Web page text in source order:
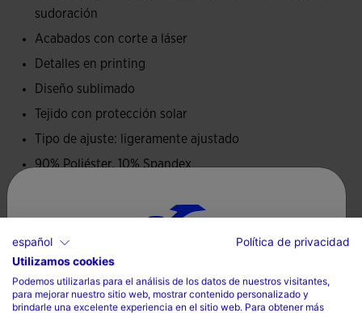
Logotipo Joma en printing de alta densidad.
sudoración
Acabados con corte a láser
Detalles en printing
Diseño sublimado
Tejido con protección solar
Tipo de ajuste: ligeramente ajustado
90% Poliéster, 10% Spandex
Cuidados
No utilizar lejía
No secar a máquina
Selecciona tu país e idioma
País
español
Política de privacidad
Utilizamos cookies
Podemos utilizarlas para el análisis de los datos de nuestros visitantes,
para mejorar nuestro sitio web, mostrar contenido personalizado y
brindarle una excelente experiencia en el sitio web. Para obtener más